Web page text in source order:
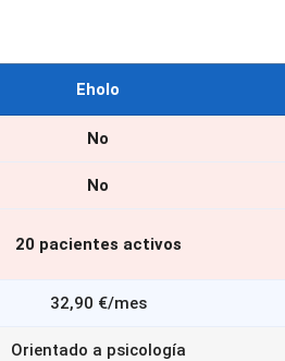
Eholo
No
No
20 pacientes activos
32,90 €/mes
Orientado a psicología